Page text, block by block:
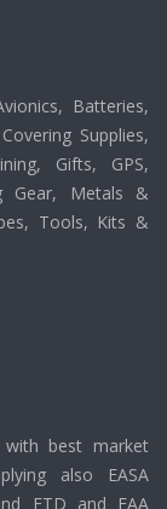
Batteries,
Supplies,
Gifts, GPS,
Gear, Metals &
Tools, Kits &
with best market
also EASA
FTD and FAA